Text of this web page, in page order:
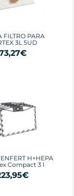
FILTRO PARA
3L 5UD
H+HEPA
Compact 3 l